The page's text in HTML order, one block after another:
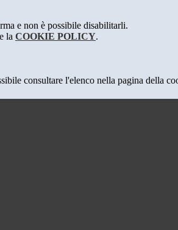
e non è possibile disabilitarli.
la COOKIE POLICY.
consultare l'elenco nella pagina della